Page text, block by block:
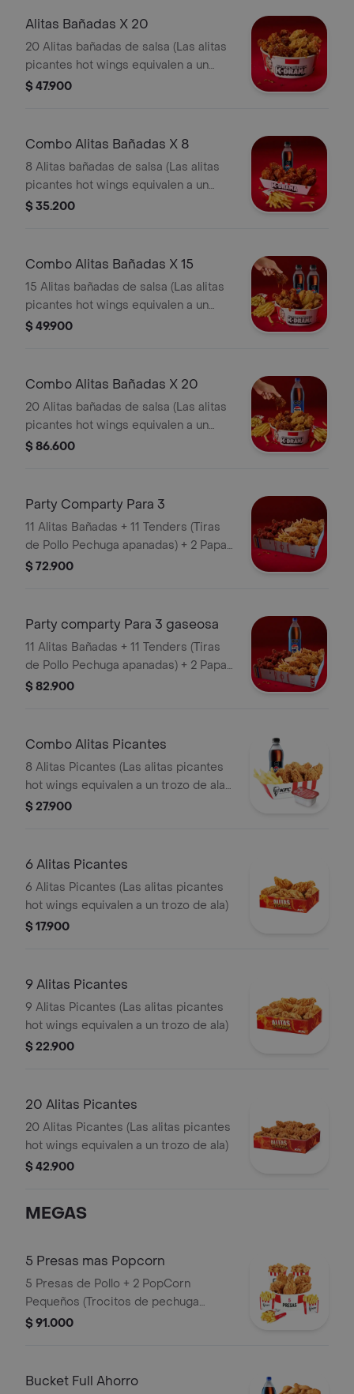
Alitas Bañadas X 20
20 Alitas bañadas de salsa (Las alitas
picantes hot wings equivalen a un
trozo de ala)
$ 47.900
Combo Alitas Bañadas X 8
8 Alitas bañadas de salsa (Las alitas
picantes hot wings equivalen a un
trozo de ala) + 1 Papa Pequeña + 1
$ 35.200
Combo Alitas Bañadas X 15
15 Alitas bañadas de salsa (Las alitas
picantes hot wings equivalen a un
trozo de ala) + 2 Papa Pequeña + 2
$ 49.900
Combo Alitas Bañadas X 20
20 Alitas bañadas de salsa (Las alitas
picantes hot wings equivalen a un
trozo de ala) + 3 Papa Pequeña + 1
$ 86.600
Party Comparty Para 3
11 Alitas Bañadas + 11 Tenders (Tiras
de Pollo Pechuga apanadas) + 2 Papas
$ 72.900
Party comparty Para 3 gaseosa
11 Alitas Bañadas + 11 Tenders (Tiras
de Pollo Pechuga apanadas) + 2 Papas
Pequeñas + 1 Balde de Salsa 100g + 1
$ 82.900
Combo Alitas Picantes
8 Alitas Picantes (Las alitas picantes
hot wings equivalen a un trozo de ala)
+ 1 Papa Pequeña + 1 Gaseosa PET
$ 27.900
6 Alitas Picantes
6 Alitas Picantes (Las alitas picantes
hot wings equivalen a un trozo de ala)
$ 17.900
9 Alitas Picantes
9 Alitas Picantes (Las alitas picantes
hot wings equivalen a un trozo de ala)
$ 22.900
20 Alitas Picantes
20 Alitas Picantes (Las alitas picantes
hot wings equivalen a un trozo de ala)
$ 42.900
MEGAS
5 Presas mas Popcorn
5 Presas de Pollo + 2 PopCorn
Pequeños (Trocitos de pechuga
apanados) + 3 Papas Pequeñas
$ 91.000
Bucket Full Ahorro